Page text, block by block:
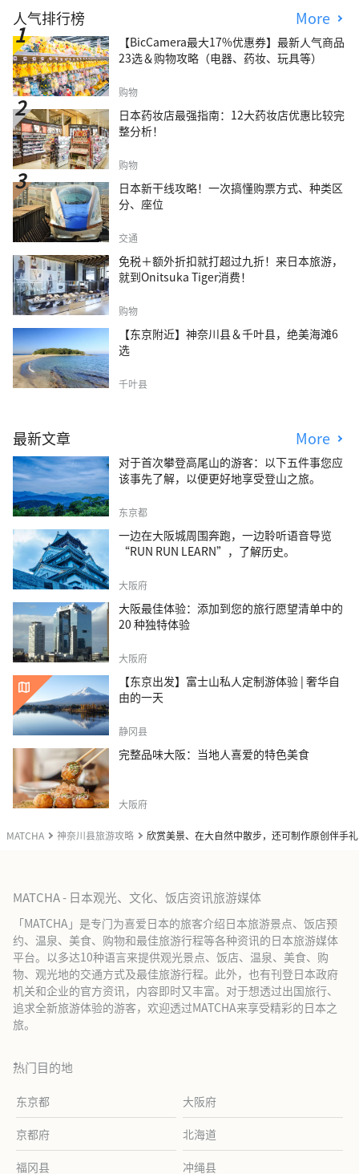
MATCHA 神奈川县旅游攻略 欣赏美景、在大自然中散步，还可制作原创伴手
人气排行榜 More
【BicCamera最大17%优惠券】最新人气商品
23选＆购物攻略（电器、药妆、玩具等）
购物
日本药妆店最强指南：12大药妆店优惠比较完
整分析！
购物
日本新干线攻略！一次搞懂购票方式、种类区
分、座位
交通
免税＋额外折扣就打超过九折！来日本旅游，
就到Onitsuka Tiger消费！
购物
【东京附近】神奈川县＆千叶县，绝美海滩6
选
千叶县
最新文章 More
对于首次攀登高尾山的游客：以下五件事您应
该事先了解，以便更好地享受登山之旅。
东京都
一边在大阪城周围奔跑，一边聆听语音导览
“RUN RUN LEARN”，了解历史。
大阪府
大阪最佳体验：添加到您的旅行愿望清单中的
20 种独特体验
大阪府
【东京出发】富士山私人定制游体验 | 奢华自
由的一天
静冈县
完整品味大阪：当地人喜爱的特色美食
大阪府
MATCHA - 日本观光、文化、饭店资讯旅游媒体
「MATCHA」是专门为喜爱日本的旅客介绍日本旅游景点、饭店预
约、温泉、美食、购物和最佳旅游行程等各种资讯的日本旅游媒体
平台。以多达10种语言来提供观光景点、饭店、温泉、美食、购
物、观光地的交通方式及最佳旅游行程。此外，也有刊登日本政府
机关和企业的官方资讯，内容即时又丰富。对于想透过出国旅行、
追求全新旅游体验的游客，欢迎透过MATCHA来享受精彩的日本之
旅。
热门目的地
东京都 大阪府
京都府 北海道
福冈县 冲绳县